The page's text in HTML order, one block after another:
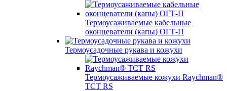
Термоусаживаемые кабельные
оконцеватели (капы) ОГТ-П
Термоусадочные рукава и кожухи
Термоусаживаемые кожухи Raychman®
TCT RS